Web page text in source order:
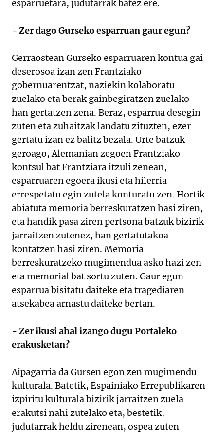
esparruetara, judutarrak batez ere.
- Zer dago Gurseko esparruan gaur egun?
Gerraostean Gurseko esparruaren kontua gai
deserosoa izan zen Frantziako
gobernuarentzat, naziekin kolaboratu
zuelako eta berak gainbegiratzen zuelako
han gertatzen zena. Beraz, esparrua desegin
zuten eta zuhaitzak landatu zituzten, ezer
gertatu izan ez balitz bezala. Urte batzuk
geroago, Alemanian zegoen Frantziako
kontsul bat Frantziara itzuli zenean,
esparruaren egoera ikusi eta hilerria
errespetatu egin zutela konturatu zen. Hortik
abiatuta memoria berreskuratzen hasi ziren,
eta handik pasa ziren pertsona batzuk bizirik
jarraitzen zutenez, han gertatutakoa
kontatzen hasi ziren. Memoria
berreskuratzeko mugimendua asko hazi zen
eta memorial bat sortu zuten. Gaur egun
esparrua bisitatu daiteke eta tragediaren
atsekabea arnastu daiteke bertan.
- Zer ikusi ahal izango dugu Portaleko
erakusketan?
Aipagarria da Gursen egon zen mugimendu
kulturala. Batetik, Espainiako Errepublikaren
izpiritu kulturala bizirik jarraitzen zuela
erakutsi nahi zutelako eta, bestetik,
judutarrak heldu zirenean, ospea zuten